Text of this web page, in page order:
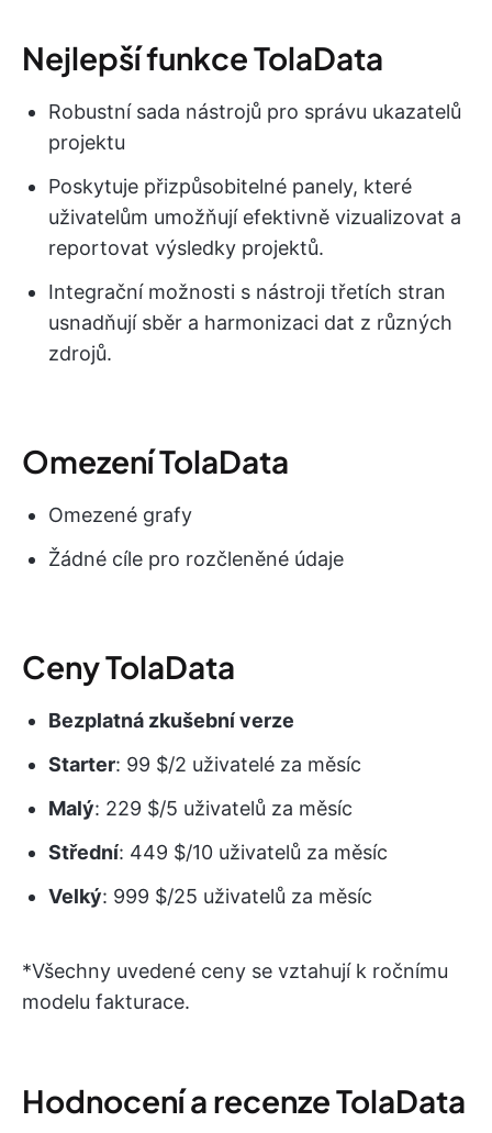
Nejlepší funkce TolaData
Robustní sada nástrojů pro správu ukazatelů
projektu
Poskytuje přizpůsobitelné panely, které
uživatelům umožňují efektivně vizualizovat a
reportovat výsledky projektů.
Integrační možnosti s nástroji třetích stran
usnadňují sběr a harmonizaci dat z různých
zdrojů.
Omezení TolaData
Omezené grafy
Žádné cíle pro rozčleněné údaje
Ceny TolaData
Bezplatná zkušební verze
Starter: 99 $/2 uživatelé za měsíc
Malý: 229 $/5 uživatelů za měsíc
Střední: 449 $/10 uživatelů za měsíc
Velký: 999 $/25 uživatelů za měsíc
*Všechny uvedené ceny se vztahují k ročnímu
modelu fakturace.
Hodnocení a recenze TolaData